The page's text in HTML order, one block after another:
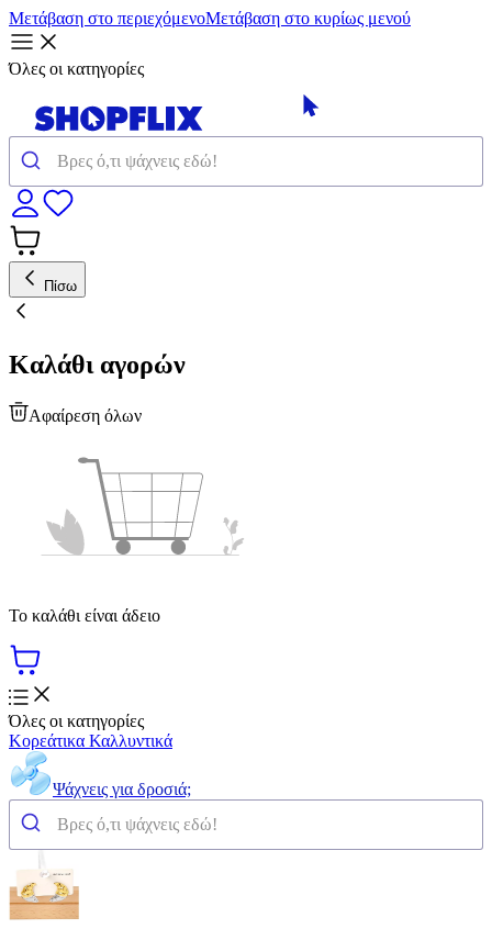
Μετάβαση στο περιεχόμενοΜετάβαση στο κυρίως μενού
Όλες οι κατηγορίες
Πίσω
Καλάθι αγορών
Αφαίρεση όλων
Το καλάθι είναι άδειο
Όλες οι κατηγορίες
Κορεάτικα Καλλυντικά
Ψάχνεις για δροσιά;